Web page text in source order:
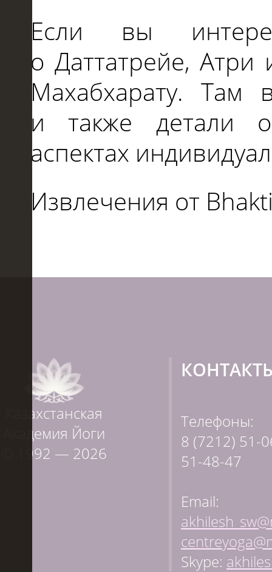
Если вы
о Даттатрейе, Атри
Махабхарату.
итакже детали
аспектах
Извлечения от
Казахстанская
Академия Йоги
© 1992 — 2026
Телефоны:
8 (7212) 51-
51-48-47
Email:
Skype: